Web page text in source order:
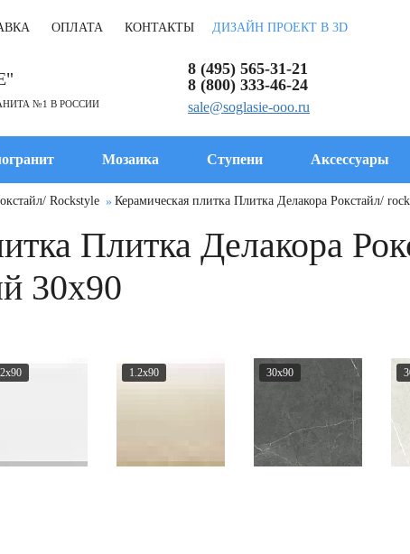
ОПЛАТА КОНТАКТЫ ДИЗАЙН ПРОЕКТ В 3D
№1 В РОССИИ
8 (495) 565-31-21
8 (800) 333-46-24
sale@soglasie-ooo.ru
Мозаика Ступени Аксессуары
Rockstyle Керамическая плитка Плитка Делакора Рокстайл/
Плитка Делакора
30x90
1.2x90 30x90